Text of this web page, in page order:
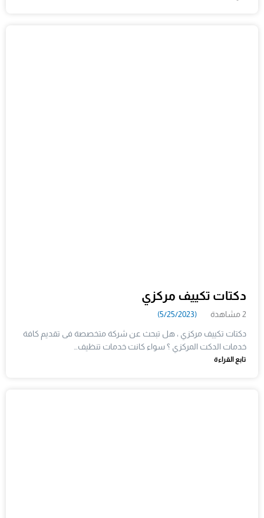
دكتات تكييف مركزي
2 مشاهدة (5/25/2023)
دكتات تكييف مركزي ، هل تبحث عن شركة متخصصة فى تقديم كافة
خدمات الدكت المركزي ؟ سواء كانت خدمات تنظيف…
تابع القراءة